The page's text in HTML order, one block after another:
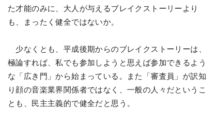
た才能のみに、大人が与えるブレイクストーリーより
も、まったく健全ではないか。
少なくとも、平成後期からのブレイクストーリーは、
極論すれば、私でも参加しようと思えば参加できるよう
な「広き門」から始まっている。また「審査員」が訳知
り顔の音楽業界関係者ではなく、一般の人々だというこ
とも、民主主義的で健全だと思う。